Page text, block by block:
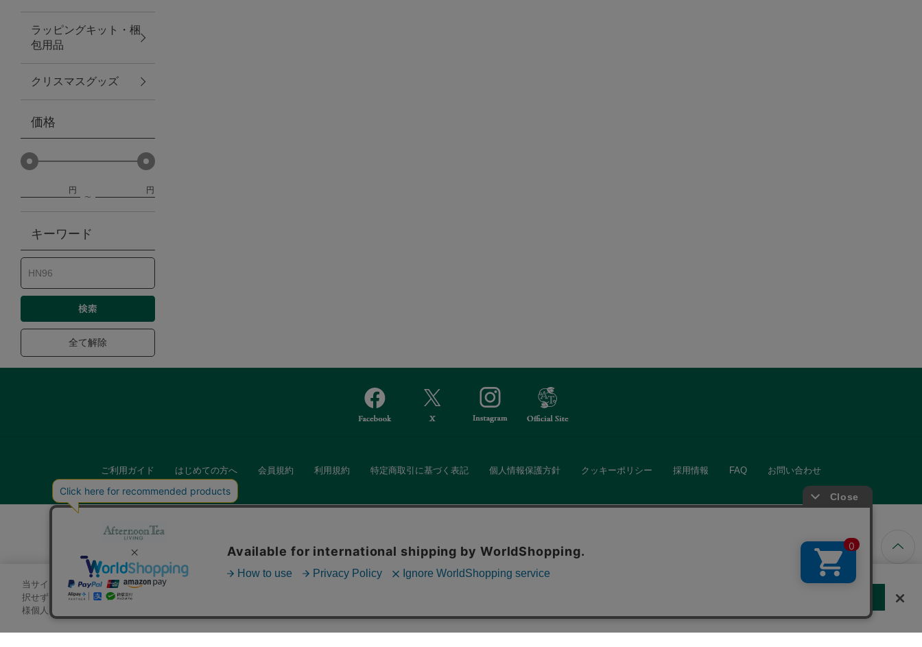
紅茶・フード
防災グッズ・非常食
トレーニング
ヴィンテージ
ラッピングキット・梱
包用品
クリスマスグッズ
価格
円 円
キーワード
全て解除
ご利用ガイド はじめての方へ 会員規約 利用規約 特定商取引に基づく表記 個人情報保護方針 クッキーポリシー 採用情報 FAQ お問い合わせ
当サイトでは、サイトの利便性向上のためにクッキーを使用いたします。ボタンから同意の可否を選択してください。選
択せずにページを移動した場合、クッキーの使用に同意したことになります。クッキーを通じて収集する情報には「お客
様個人を特定できる情報」は一切含まれておりません。詳細は